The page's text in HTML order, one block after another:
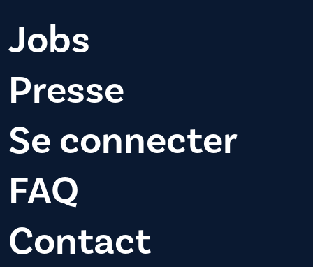
Jobs
Presse
Se connecter
FAQ
Contact